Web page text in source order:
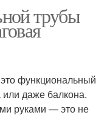
трубы
функциональный
даже балкона.
руками — это не